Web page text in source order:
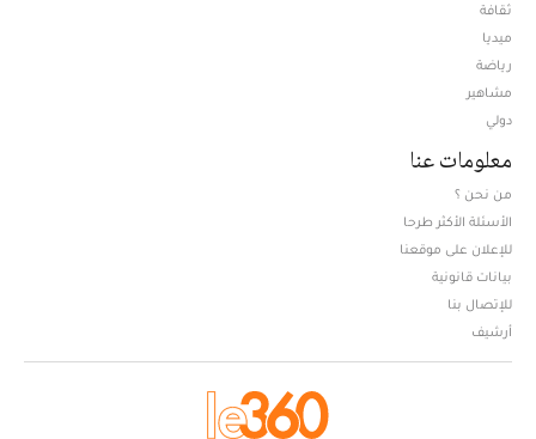
ثقافة
ميديا
رياضة
مشاهير
دولي
معلومات عنا
من نحن ؟
الأسئلة الأكثر طرحا
للإعلان على موقعنا
بيانات قانونية
للإتصال بنا
أرشيف